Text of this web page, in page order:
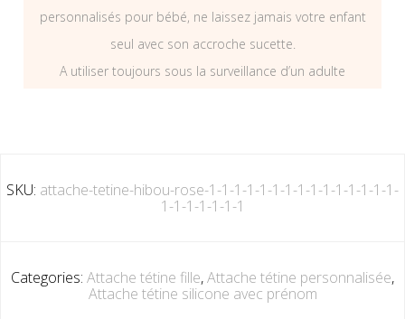
personnalisés pour bébé, ne laissez jamais votre enfant
seul avec son accroche sucette.
A utiliser toujours sous la surveillance d’un adulte
SKU: attache-tetine-hibou-rose-1-1-1-1-1-1-1-1-1-1-1-1-1-1-1-
1-1-1-1-1-1-1
Categories: Attache tétine fille,Attache tétine personnalisée,
Attache tétine silicone avec prénom